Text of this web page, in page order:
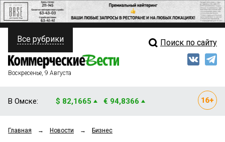
ПОЛИТИКА
ФИНАНСЫ
ОБЩЕСТВО
Свежий выпуск
Все рубрики Поиск по сайту
Воскресенье, 9 Августа
В Омске: $ 82,1665 € 94,8366
Главная → Новости → Бизнес